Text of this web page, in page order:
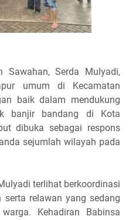
Sawahan, Serda Mulyadi,
umum di Kecamatan
baik dalam mendukung
banjir bandang di Kota
dibuka sebagai respons
sejumlah wilayah pada
terlihat berkoordinasi
serta relawan yang sedang
Kehadiran Babinsa